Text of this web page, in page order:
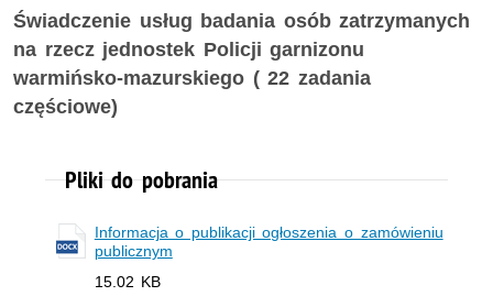
Świadczenie usług badania osób zatrzymanych
na rzecz jednostek Policji garnizonu
warmińsko-mazurskiego ( 22 zadania
częściowe)
Pliki do pobrania
Informacja o publikacji ogłoszenia o zamówieniu
publicznym
15.02 KB